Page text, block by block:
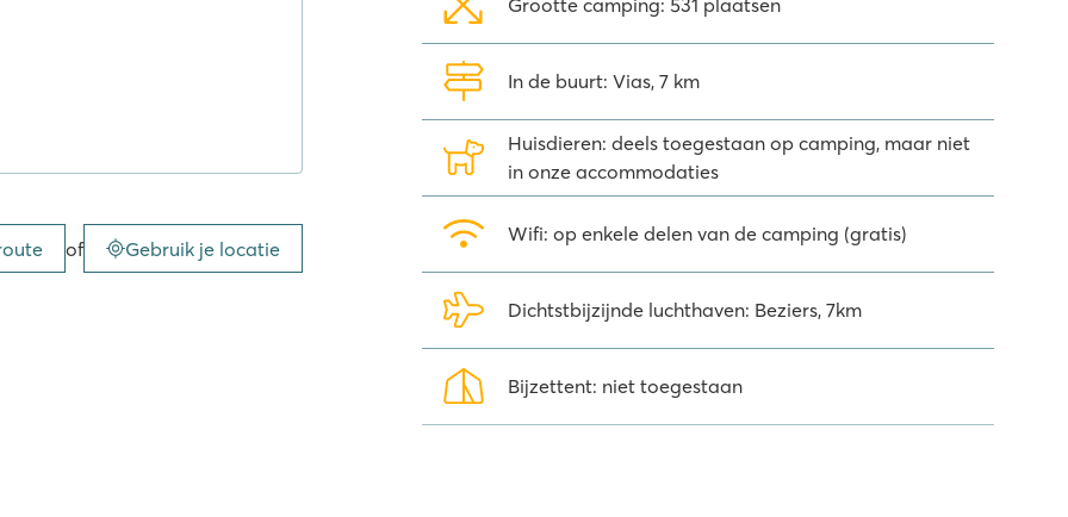
te beleven. Het centrum van
Lekker een keer gaan
de oudste steden van
of Gebruik je locatie
Grootte camping: 531 plaatsen
In de buurt: Vias, 7 km
Huisdieren: deels toegestaan op camping, maar niet
in onze accommodaties
Wifi: op enkele delen van de camping (gratis)
Dichtstbijzijnde luchthaven: Beziers, 7km
Bijzettent: niet toegestaan